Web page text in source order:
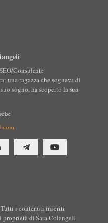
Consulente
una ragazza che sognava di
sogno, ha scoperto la sua
Tutti i contenuti inseriti
proprietà di Sara Colangeli.